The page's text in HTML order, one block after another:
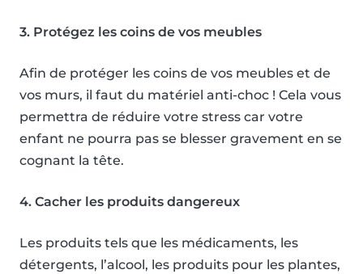
3. Protégez les coins de vos meubles
Afin de protéger les coins de vos meubles et de
vos murs, il faut du matériel anti-choc ! Cela vous
permettra de réduire votre stress car votre
enfant ne pourra pas se blesser gravement en se
cognant la tête.
4. Cacher les produits dangereux
Les produits tels que les médicaments, les
détergents, l’alcool, les produits pour les plantes,